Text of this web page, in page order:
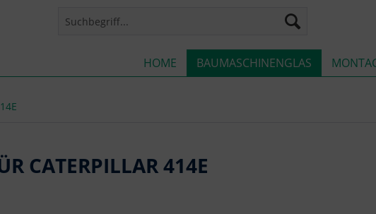
HOME BAUMASCHINENGLAS
CATERPILLAR 414E